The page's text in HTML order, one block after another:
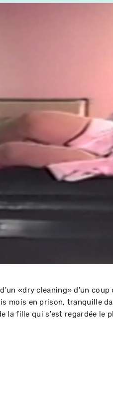
«dry cleaning» d'un coup
mois en prison, tranquille
la fille qui s'est regardée le